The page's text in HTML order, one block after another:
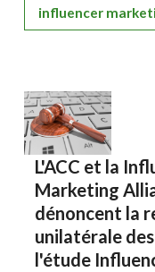
influencer
L'ACC et la
Marketing
dénoncent la
unilatérale
l'étude